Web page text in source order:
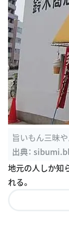
旨いもん三昧や
ス、と言えば ...
出典：
地元の人しか知
れる。